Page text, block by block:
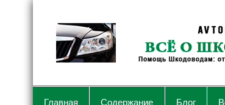
Главная Содержание Блог